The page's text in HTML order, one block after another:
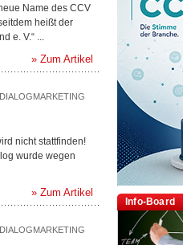
Name des CCV
heißt der
e. V.“ ...
» Zum Artikel
nicht stattfinden!
wurde wegen
» Zum Artikel
Info-Board